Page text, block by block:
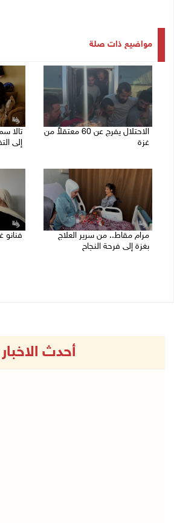
مواضيع ذات صلة
الاحتلال يفرج عن 60 معتقلاً من
غزة
تالا
إلى
مرام مقاط.. من سرير العلاج
بغزة إلى فرحة النجاح
فنانو
أحدث الاخبار